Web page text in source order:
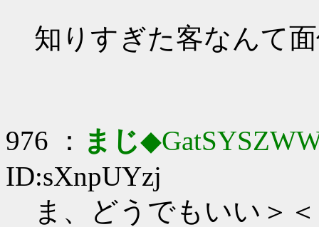
知りすぎた客なんて
976 ： まじ
ID:sXnpUYzj
ま、どうでもいい＞＜